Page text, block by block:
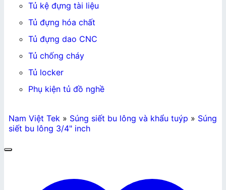
Tủ kệ đựng tài liệu
Tủ đựng hóa chất
Tủ đựng dao CNC
Tủ chống cháy
Tủ locker
Phụ kiện tủ đồ nghề
Nam Việt Tek» Súng siết bu lông và khẩu tuýp » Súng
siết bu lông 3/4" inch